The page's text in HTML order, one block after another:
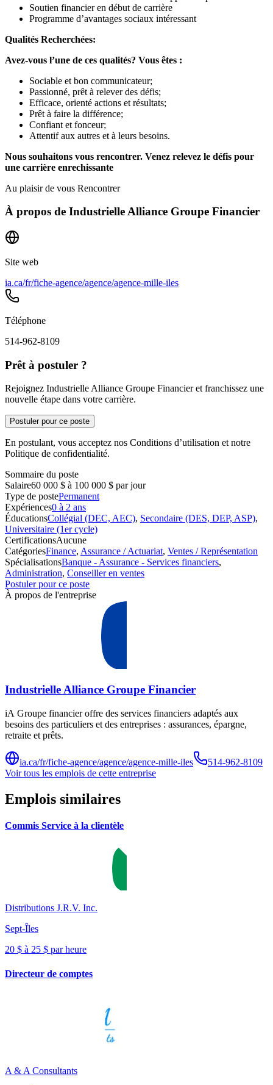
Soutien financier en début de carrière
Programme d’avantages sociaux intéressant
Qualités Recherchées:
Avez-vous l’une de ces qualités? Vous êtes :
Sociable et bon communicateur;
Passionné, prêt à relever des défis;
Efficace, orienté actions et résultats;
Prêt à faire la différence;
Confiant et fonceur;
Attentif aux autres et à leurs besoins.
Nous souhaitons vous rencontrer. Venez relevez le défis pour
une carrière enrechissante
Au plaisir de vous Rencontrer
À propos de Industrielle Alliance Groupe Financier
Site web
ia.ca/fr/fiche-agence/agence/agence-mille-iles
Téléphone
514-962-8109
Prêt à postuler ?
Rejoignez Industrielle Alliance Groupe Financier et franchissez une
nouvelle étape dans votre carrière.
Postuler pour ce poste
En postulant, vous acceptez nos Conditions d’utilisation et notre
Politique de confidentialité.
Sommaire du poste
Salaire60 000 $ à 100 000 $ par jour
Type de postePermanent
Expériences0 à 2 ans
ÉducationsCollégial (DEC, AEC), Secondaire (DES, DEP, ASP),
Universitaire (1er cycle)
CertificationsAucune
CatégoriesFinance, Assurance / Actuariat, Ventes / Représentation
SpécialisationsBanque - Assurance - Services financiers,
Administration, Conseiller en ventes
Postuler pour ce poste
À propos de l'entreprise
Industrielle Alliance Groupe Financier
iA Groupe financier offre des services financiers adaptés aux
besoins des particuliers et des entreprises : assurances, épargne,
retraite et prêts.
ia.ca/fr/fiche-agence/agence/agence-mille-iles
514-962-8109
Voir tous les emplois de cette entreprise
Emplois similaires
Commis Service à la clientèle
Distributions J.R.V. Inc.
Sept-Îles
20 $ à 25 $ par heure
Directeur de comptes
A & A Consultants